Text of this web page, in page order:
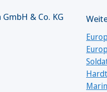
& Co. KG